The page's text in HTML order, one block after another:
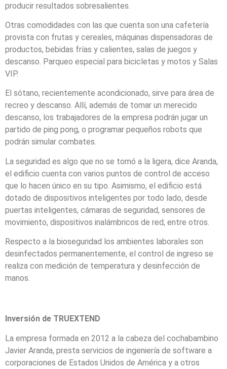
producir resultados sobresalientes.
Otras comodidades con las que cuenta son una cafetería
provista con frutas y cereales, máquinas dispensadoras de
productos, bebidas frías y calientes, salas de juegos y
descanso. Parqueo especial para bicicletas y motos y Salas
VIP.
El sótano, recientemente acondicionado, sirve para área de
recreo y descanso. Allí, además de tomar un merecido
descanso, los trabajadores de la empresa podrán jugar un
partido de ping pong, o programar pequeños robots que
podrán simular combates.
La seguridad es algo que no se tomó a la ligera, dice Aranda,
el edificio cuenta con varios puntos de control de acceso
que lo hacen único en su tipo. Asimismo, el edificio está
dotado de dispositivos inteligentes por todo lado, desde
puertas inteligentes, cámaras de seguridad, sensores de
movimiento, dispositivos inalámbricos de red, entre otros.
Respecto a la bioseguridad los ambientes laborales son
desinfectados permanentemente, el control de ingreso se
realiza con medición de temperatura y desinfección de
manos.
Inversión de TRUEXTEND
La empresa formada en 2012 a la cabeza del cochabambino
Javier Aranda, presta servicios de ingeniería de software a
corporaciones de Estados Unidos de América y a otros